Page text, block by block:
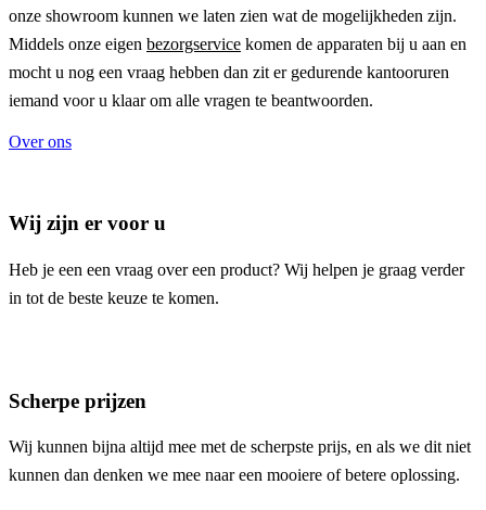
onze showroom kunnen we laten zien wat de mogelijkheden zijn.
Middels onze eigen bezorgservice komen de apparaten bij u aan en
mocht u nog een vraag hebben dan zit er gedurende kantooruren
iemand voor u klaar om alle vragen te beantwoorden.
Over ons
Wij zijn er voor u
Heb je een een vraag over een product? Wij helpen je graag verder
in tot de beste keuze te komen.
Scherpe prijzen
Wij kunnen bijna altijd mee met de scherpste prijs, en als we dit niet
kunnen dan denken we mee naar een mooiere of betere oplossing.